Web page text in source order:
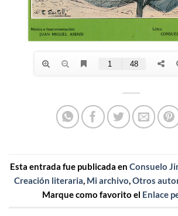
Esta entrada fue publicada en Consuelo
Creación literaria, Mi archivo,Otros
Marque como favorito el Enlace